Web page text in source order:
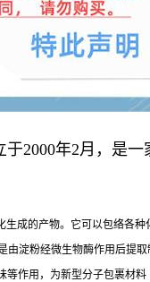
2000年2月，是
生成的产物。它可以包络各
淀粉经微生物酶作用后提
等作用，为新型分子包裹材料